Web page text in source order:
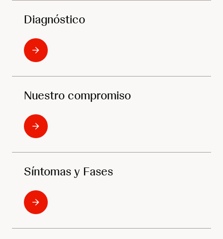
Diagnóstico
Nuestro compromiso
Síntomas y Fases